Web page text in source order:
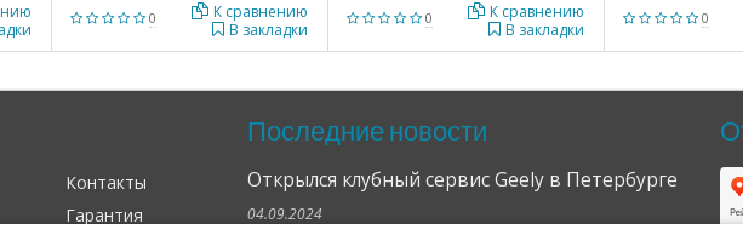
0
В закладки
К сравнению 0
В закладки
К сравнению 0
Контакты
Гарантия
Последние новости
Открылся клубный сервис Geely в Петербурге
04.09.2024